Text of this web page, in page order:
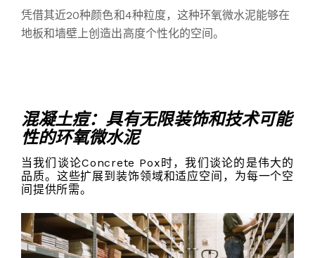
凭借其近20种颜色和4种粒度，这种环氧微水泥能够在
地板和墙壁上创造出高度个性化的空间。
混凝土痘：具有无限装饰和技术可能
性的环氧微水泥
当我们谈论Concrete Pox时，我们谈论的是伟大的
品质。这些扩展到装饰领域和适应空间，为每一个空
间提供所需。